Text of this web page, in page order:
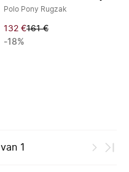
Polo Pony Rugzak
132 €161 €
-18%
van 1